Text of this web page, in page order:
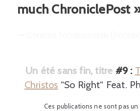
much ChroniclePost
Un été sans fin, titre #9 :
Christos “So Right“ Feat.
Ces publications ne sont pas un